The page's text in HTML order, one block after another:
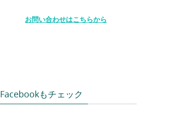
お問い合わせはこちらから
Facebookもチェック